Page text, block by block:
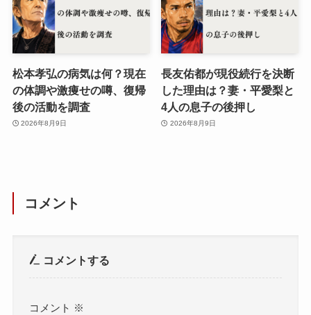
松本孝弘の病気は何？現在
の体調や激痩せの噂、復帰
後の活動を調査
2026年8月9日
長友佑都が現役続行を決断
した理由は？妻・平愛梨と
4人の息子の後押し
2026年8月9日
コメント
コメントする
コメント ※